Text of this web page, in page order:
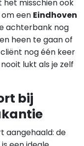
het misschien ook
een Eindhoven
achterbank nog
heen te gaan of
nog één keer
lukt als je zelf
bij
aangehaald: de